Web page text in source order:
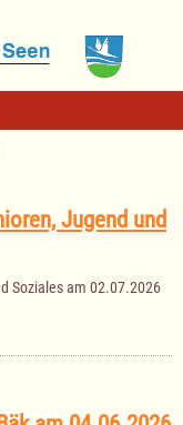
Jugend und
Soziales am 02.07.2026